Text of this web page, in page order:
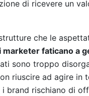
di ricevere un
che le
faticano a
sono troppo
riuscire ad agire in
brand rischiano di